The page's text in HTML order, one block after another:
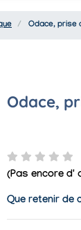
Odace, prise
Odace,
(Pas encore d'
Que retenir de